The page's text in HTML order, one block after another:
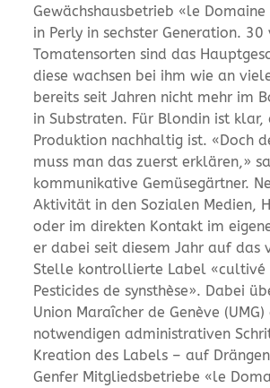
Gewächshausbetrieb «le Domaine
in Perly in sechster Generation. 30
Tomatensorten sind das
diese wachsen bei ihm wie an
bereits seit Jahren nicht mehr im
in Substraten. Für Blondin ist klar,
Produktion nachhaltig ist. «Doch
muss man das zuerst erklären,»
kommunikative Gemüsegärtner.
Aktivität in den Sozialen Medien,
oder im direkten Kontakt im
er dabei seit diesem Jahr auf das
Stelle kontrollierte Label «cultivé
Pesticides de synsthèse». Dabei
Union Maraîcher de Genève (UMG)
notwendigen administrativen
Kreation des Labels – auf
Genfer Mitgliedsbetriebe «le